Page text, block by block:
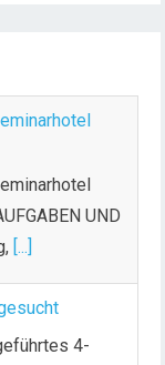
UND
[...]
4-